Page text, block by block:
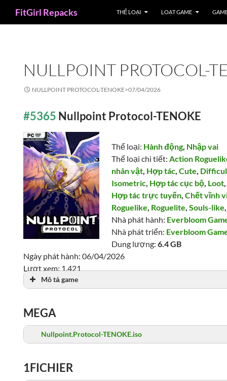
FitGirl Repacks THỂ LOẠI LOẠT GAME
NULLPOINT PROTOCOL-
NULLPOINT PROTOCOL-TENOKE>07/04/2026
#5365 Nullpoint Protocol-TENOKE
Thể loại: Hành động, Nhập vai
Thể loại chi tiết:Action
nhân vật, Hợp tác,Cute,
Isometric, Hợp tác cục bộ, Loot
Hợp tác trực tuyến,Chết vĩnh
Roguelike, Roguelite,Souls-like
Nhà phát hành: Everbloom
Nhà phát triển: Everbloom
Dung lượng:6.4 GB
Ngày phát hành: 06/04/2026
Lượt xem: 1,421
Mô tả game
MEGA
Nullpoint.Protocol-TENOKE.iso
1FICHIER